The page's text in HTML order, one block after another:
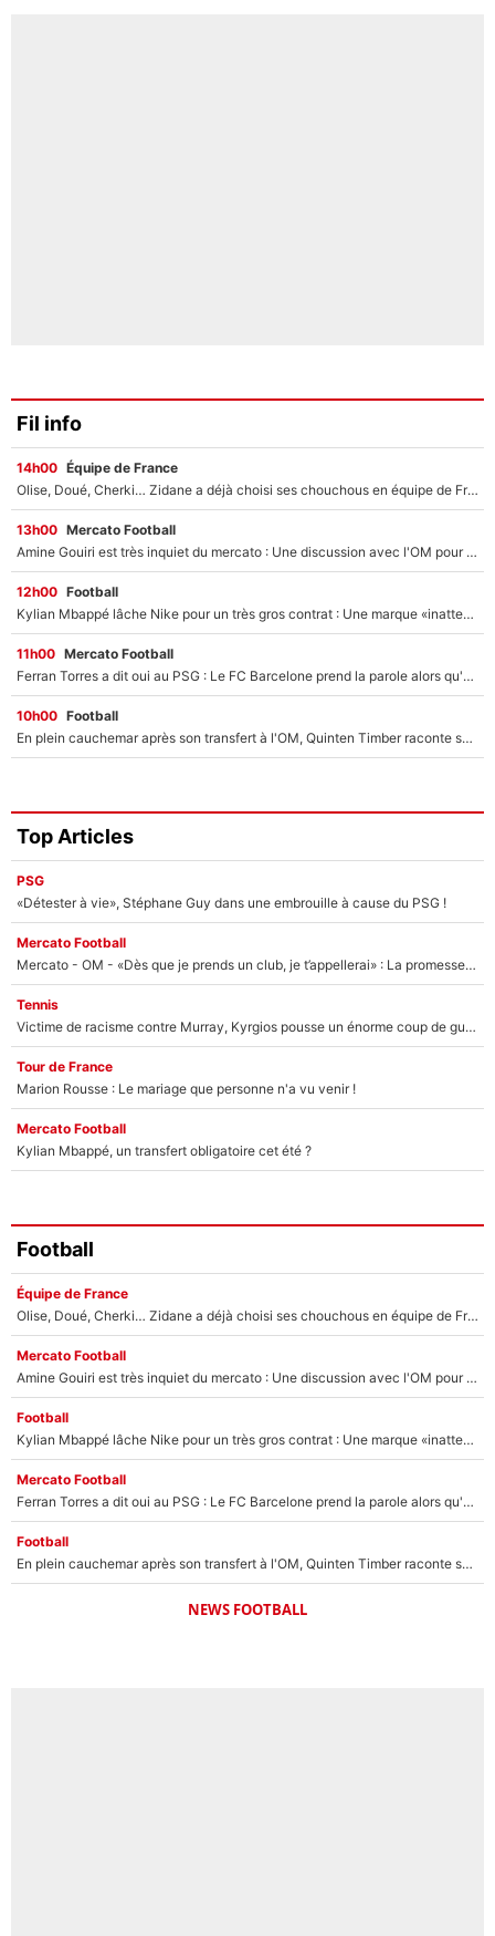
Fil info
14h00 Équipe de France
Olise, Doué, Cherki… Zidane a déjà choisi ses chouchous en équipe de France ? L’IA annonce des surprises sans Kylian Mbappé !
13h00 Mercato Football
Amine Gouiri est très inquiet du mercato : Une discussion avec l'OM pour acter son transfert !
12h00 Football
Kylian Mbappé lâche Nike pour un très gros contrat : Une marque «inattendue» va frapper très fort
11h00 Mercato Football
Ferran Torres a dit oui au PSG : Le FC Barcelone prend la parole alors qu'un transfert de l'attaquant espagnol prend forme
10h00 Football
En plein cauchemar après son transfert à l'OM, Quinten Timber raconte ses doutes après sa signature à Marseille
Top Articles
PSG
«Détester à vie», Stéphane Guy dans une embrouille à cause du PSG !
Mercato Football
Mercato - OM - «Dès que je prends un club, je t’appellerai» : La promesse de Marcelino au moment de claquer la porte
Tennis
Victime de racisme contre Murray, Kyrgios pousse un énorme coup de gueule !
Tour de France
Marion Rousse : Le mariage que personne n'a vu venir !
Mercato Football
Kylian Mbappé, un transfert obligatoire cet été ?
Football
Équipe de France
Olise, Doué, Cherki… Zidane a déjà choisi ses chouchous en équipe de France ? L’IA annonce des surprises sans Kylian Mbappé !
Mercato Football
Amine Gouiri est très inquiet du mercato : Une discussion avec l'OM pour acter son transfert !
Football
Kylian Mbappé lâche Nike pour un très gros contrat : Une marque «inattendue» va frapper très fort
Mercato Football
Ferran Torres a dit oui au PSG : Le FC Barcelone prend la parole alors qu'un transfert de l'attaquant espagnol prend forme
Football
En plein cauchemar après son transfert à l'OM, Quinten Timber raconte ses doutes après sa signature à Marseille
NEWS FOOTBALL